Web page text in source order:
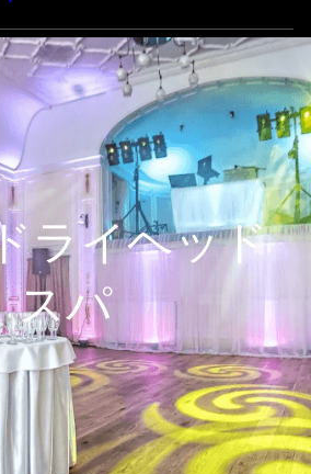
ライヘッド
スパ